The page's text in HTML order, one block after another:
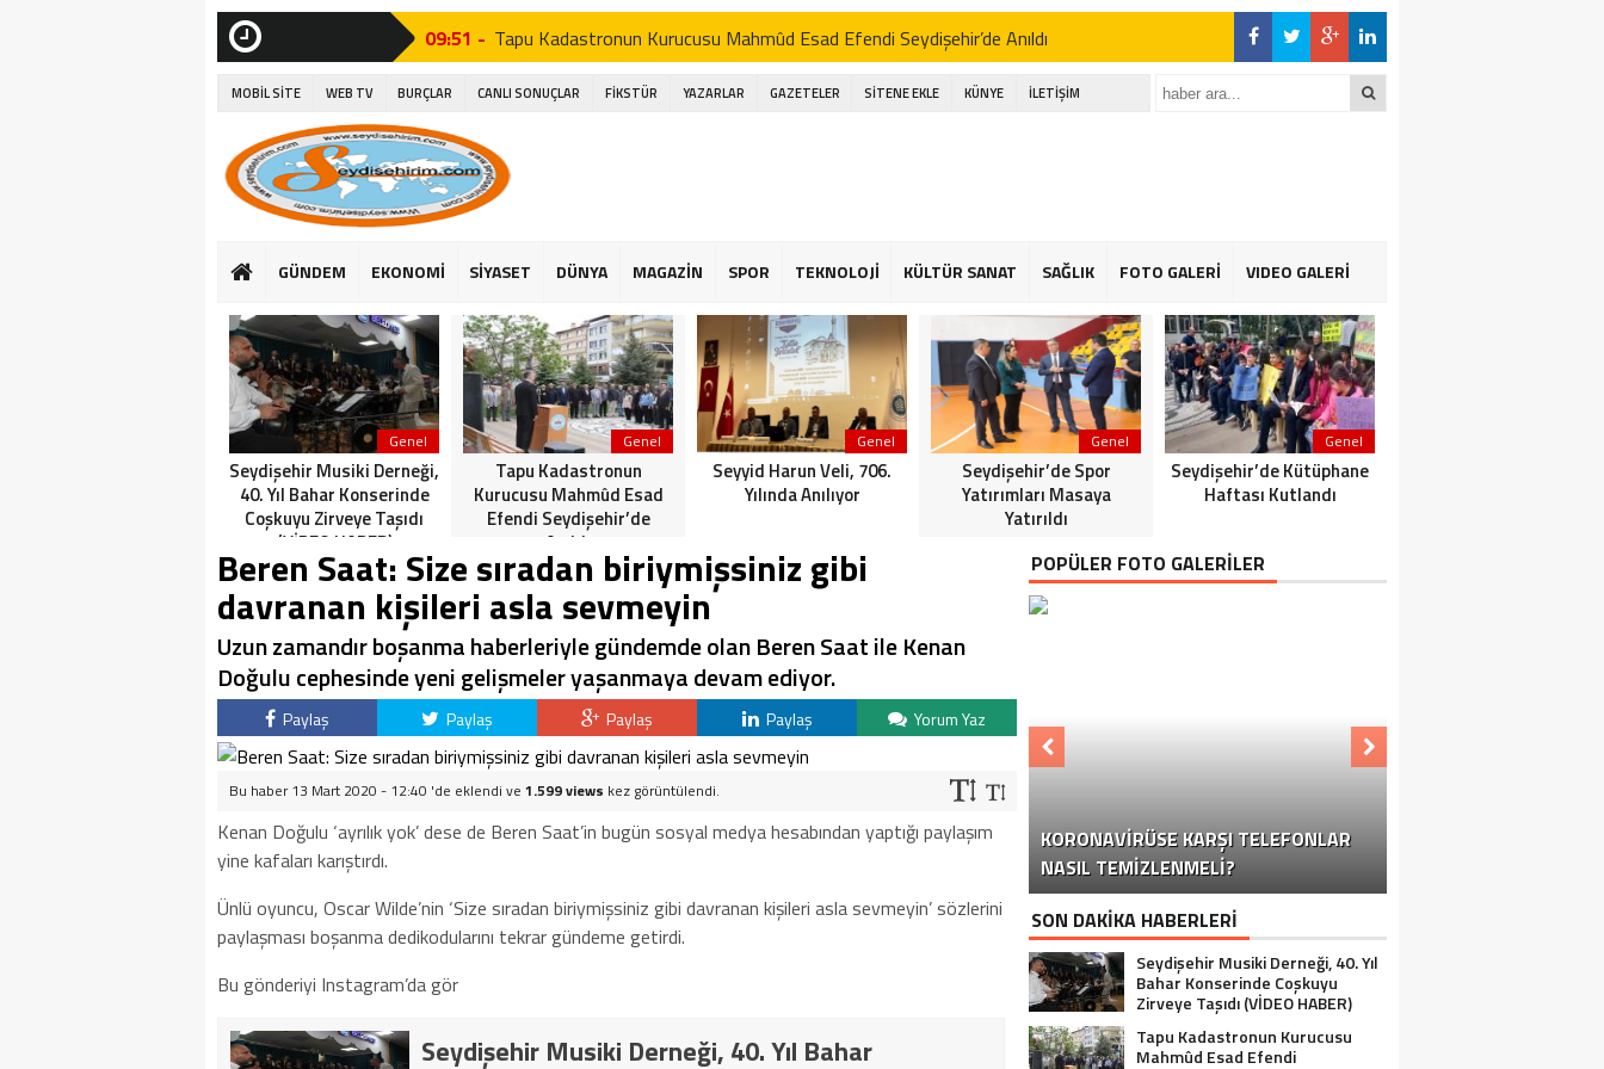
09:51 - Tapu Kadastronun Kurucusu Mahmûd Esad Efendi Seydişehir’de Anıldı
15:06 - Seyyid Harun Veli, 706. Yılında Anılıyor
15:27 -
14:26 - Seydişehir Belediye Başkanı Hasan Ustaoğlu, Gazetecilerle Buluştu
10:37 -
15:16 - Suğla gölünde Bereketli Balık sezonu: Avcılar da Kooperatif de Memnun
16:25 - Başkan Ustaoğlu gazetecilerle aynı sofrada buluştu
14:23 - Suğla Kapalı Havzası Bereketiyle Çiftçinin Yüzünü Güldürüyor
MOBİL SİTE WEB TV BURÇLAR CANLI SONUÇLAR FİKSTÜR YAZARLAR GAZETELER SİTENE EKLE KÜNYE İLETİŞİM
GÜNDEM EKONOMİ SİYASET DÜNYA MAGAZİN SPOR TEKNOLOJİ KÜLTÜR SANAT SAĞLIK FOTO GALERİ VIDEO GALERİ
Genel
Seydişehir Musiki Derneği,
40. Yıl Bahar Konserinde
Coşkuyu Zirveye Taşıdı
(VİDEO HABER)
Genel
Tapu Kadastronun
Kurucusu Mahmûd Esad
Efendi Seydişehir’de
Anıldı
Genel
Seyyid Harun Veli, 706.
Yılında Anılıyor
Genel
Seydişehir’de Spor
Yatırımları Masaya
Yatırıldı
Genel
Seydişehir’de Kütüphane
Haftası Kutlandı
Beren Saat: Size sıradan biriymişsiniz gibi
davranan kişileri asla sevmeyin
Uzun zamandır boşanma haberleriyle gündemde olan Beren Saat ile Kenan
Doğulu cephesinde yeni gelişmeler yaşanmaya devam ediyor.
Paylaş Paylaş Paylaş Paylaş Yorum Yaz
Bu haber 13 Mart 2020 - 12:40 'de eklendi ve 1.599 views kez görüntülendi.
Kenan Doğulu ‘ayrılık yok’ dese de Beren Saat’in bugün sosyal medya hesabından yaptığı paylaşım
yine kafaları karıştırdı.
Ünlü oyuncu, Oscar Wilde’nin ‘Size sıradan biriymişsiniz gibi davranan kişileri asla sevmeyin’ sözlerini
paylaşması boşanma dedikodularını tekrar gündeme getirdi.
Bu gönderiyi Instagram’da gör
Seydişehir Musiki Derneği, 40. Yıl Bahar
POPÜLER FOTO GALERİLER
KORONAVIRÜSE KARŞI TELEFONLAR
NASIL TEMIZLENMELI?
KORONAVIRÜSE KARŞI TELEFONLAR
NASIL TEMIZLENMELI?
KORONAVIRÜSE KARŞI TELEFONLAR
NASIL TEMIZLENMELI?
KORONAVIRÜSE KARŞI TELEFONLAR
NASIL TEMIZLENMELI?
YOĞUN KAR YAĞIŞI TRAFIĞI OLUMSUZ
YALIHÜYÜK’TE OZANLI GECE
SON DAKİKA HABERLERİ
Seydişehir Musiki Derneği, 40. Yıl
Bahar Konserinde Coşkuyu
Zirveye Taşıdı (VİDEO HABER)
Tapu Kadastronun Kurucusu
Mahmûd Esad Efendi